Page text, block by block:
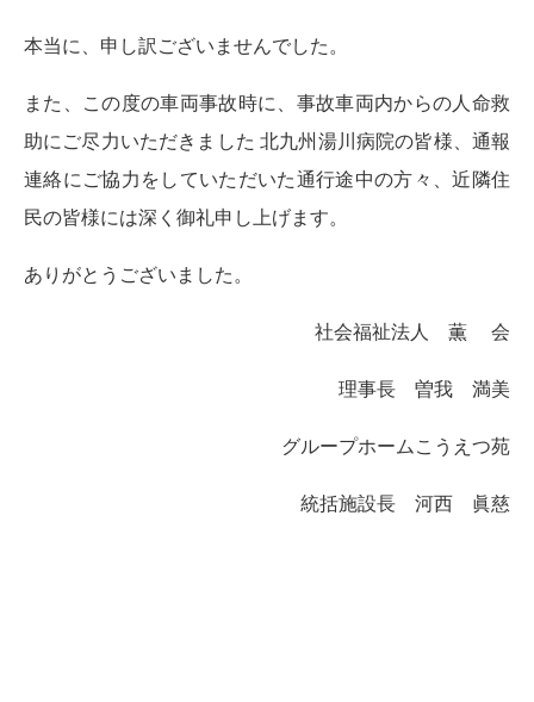
本当に、申し訳ございませんでした。
また、この度の車両事故時に、事故車両内からの人命救
助にご尽力いただきました 北九州湯川病院の皆様、通報
連絡にご協力をしていただいた通行途中の方々、近隣住
民の皆様には深く御礼申し上げます。
ありがとうございました。
社会福祉法人 薫 会
理事長 曽我 満美
グループホームこうえつ苑
統括施設長 河西 眞慈